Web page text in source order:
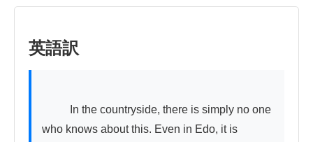
英語訳
who knows about this. Even in Edo, it is